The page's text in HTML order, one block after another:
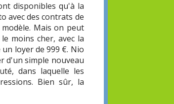
disponibles qu'à la
avec des contrats de
Mais on peut
moins cher, avec la
loyer de 999 €. Nio
d'un simple nouveau
dans laquelle les
Bien sûr, la